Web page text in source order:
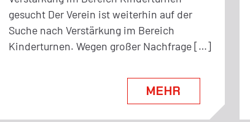
gesucht Der Verein ist weiterhin auf der
Suche nach Verstärkung im Bereich
Kinderturnen. Wegen großer Nachfrage […]
MEHR